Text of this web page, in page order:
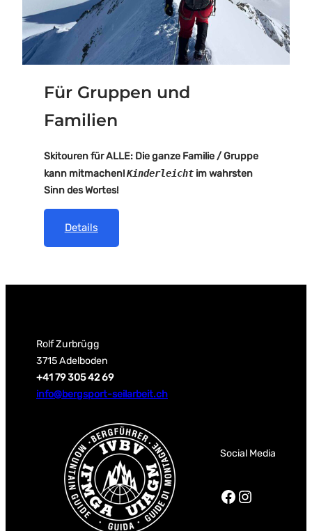
Für Gruppen und
Familien
Skitouren für ALLE: Die ganze Familie / Gruppe
kann mitmachen!Kinderleichtim wahrsten
Sinn des Wortes!
Details
Rolf Zurbrügg
3715 Adelboden
+41 79 305 42 69
info@bergsport-seilarbeit.ch
Social Media
Facebook